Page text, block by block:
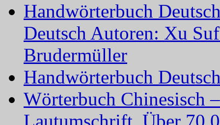
Handwörterbuch
Deutsch Autoren: Xu
Brudermüller
Handwörterbuch
Wörterbuch Chinesisch